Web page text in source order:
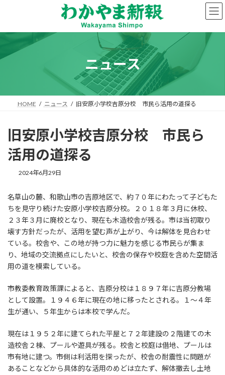
ン
へ
プ
ー
ョ
動
ニュース
HOME ニュース 旧安原小学校吉原分校 市民ら活用の道探る
旧安原小学校吉原分校 市民ら
活用の道探る
2024年6月29日
名草山の麓、和歌山市の吉原地区で、約７０年にわたって子どもた
ちを見守り続けた安原小学校吉原分校。２０１８年３月に休校、
２３年３月に廃校となり、現在も木造校舎が残る。市は当初取り
壊す方針だったが、活用を望む声が上がり、今は解体を見合わせ
ている。校舎や、この地が持つ力に魅力を感じる市民らが集ま
り、地域の交流拠点にしたいと、校舎の保存や校庭を含めた空間活
用の道を模索している。
市教委教育政策課によると、吉原分校は１８９７年に吉原分教場
として設置。１９４６年に現在の地に移ったとされる。１～４年
生が通い、５年生からは本校で学んだ。
現在は１９５２年に建てられた平屋と７２年建設の２階建ての木
造校舎２棟、プールや遊具が残る。校舎と校庭は借地、プールは
市有地に建つ。市側は利活用を探ったが、校舎の耐震性に問題が
あることなどから具体的な活用のめどは立たず、解体撤去し土地